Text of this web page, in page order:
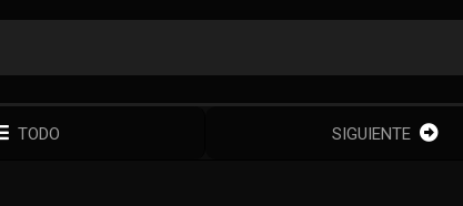
TODO SIGUIENTE